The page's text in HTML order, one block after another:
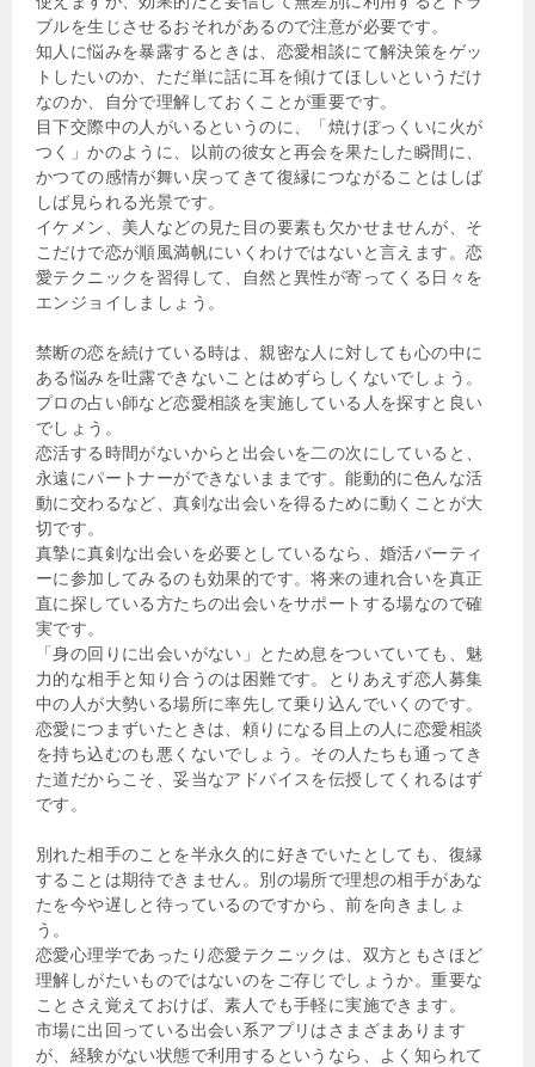
ブルを生じさせるおそれがあるので注意が必要です。
知人に悩みを暴露するときは、恋愛相談にて解決策をゲッ
トしたいのか、ただ単に話に耳を傾けてほしいというだけ
なのか、自分で理解しておくことが重要です。
目下交際中の人がいるというのに、「焼けぼっくいに火が
つく」かのように、以前の彼女と再会を果たした瞬間に、
かつての感情が舞い戻ってきて復縁につながることはしば
しば見られる光景です。
イケメン、美人などの見た目の要素も欠かせませんが、そ
こだけで恋が順風満帆にいくわけではないと言えます。恋
愛テクニックを習得して、自然と異性が寄ってくる日々を
エンジョイしましょう。
禁断の恋を続けている時は、親密な人に対しても心の中に
ある悩みを吐露できないことはめずらしくないでしょう。
プロの占い師など恋愛相談を実施している人を探すと良い
でしょう。
恋活する時間がないからと出会いを二の次にしていると、
永遠にパートナーができないままです。能動的に色んな活
動に交わるなど、真剣な出会いを得るために動くことが大
切です。
真摯に真剣な出会いを必要としているなら、婚活パーティ
ーに参加してみるのも効果的です。将来の連れ合いを真正
直に探している方たちの出会いをサポートする場なので確
実です。
「身の回りに出会いがない」とため息をついていても、魅
力的な相手と知り合うのは困難です。とりあえず恋人募集
中の人が大勢いる場所に率先して乗り込んでいくのです。
恋愛につまずいたときは、頼りになる目上の人に恋愛相談
を持ち込むのも悪くないでしょう。その人たちも通ってき
た道だからこそ、妥当なアドバイスを伝授してくれるはず
です。
別れた相手のことを半永久的に好きでいたとしても、復縁
することは期待できません。別の場所で理想の相手があな
たを今や遅しと待っているのですから、前を向きましょ
う。
恋愛心理学であったり恋愛テクニックは、双方ともさほど
理解しがたいものではないのをご存じでしょうか。重要な
ことさえ覚えておけば、素人でも手軽に実施できます。
市場に出回っている出会い系アプリはさまざまあります
が、経験がない状態で利用するというなら、よく知られて